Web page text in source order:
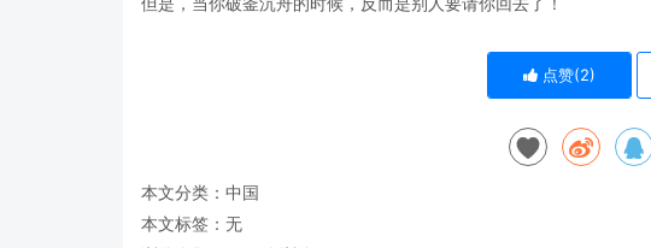
点赞(2)
本文分类： 中国
本文标签：无